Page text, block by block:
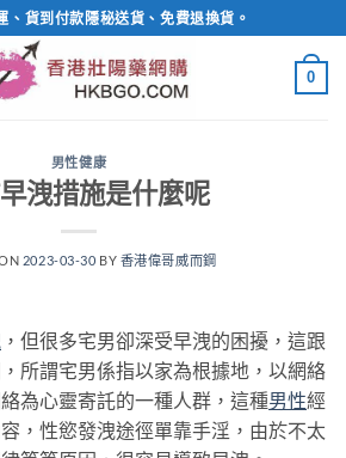
、貨到付款隱秘送貨、免費退換貨。
0
男性健康
洩措施是什麼呢
2023-03-30 BY 香港偉哥威而鋼
，但很多宅男卻深受早洩的困擾，這跟
所謂宅男係指以家為根據地，以網絡
為心靈寄託的一種人群，這種男性經
，性慾發洩途徑單靠手淫，由於不太